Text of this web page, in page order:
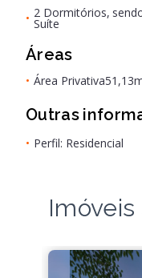
• 2 Dormitórios,
Suíte
Áreas
• Área Privativa
Outras
• Perfil: Residencial